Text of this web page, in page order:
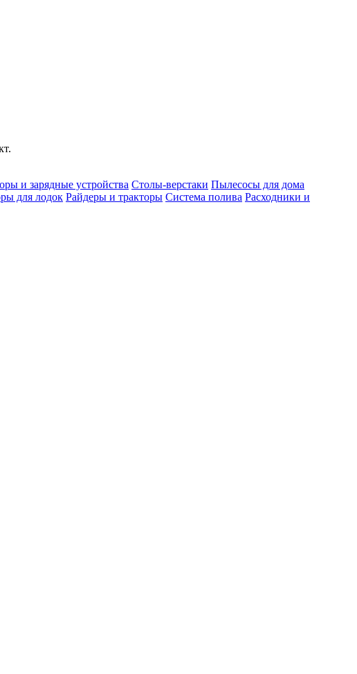
и зарядные устройства Столы-верстаки Пылесосы для дома
для лодок Райдеры и тракторы Система полива Расходники и